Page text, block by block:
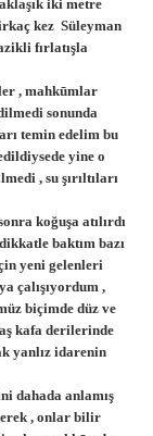
iki metre
kez Süleyman
fırlatışla
, mahkūmlar
sonunda
temin edelim bu
yine o
, su şırıltıları
koğuşa atılırdı
baktım bazı
yeni gelenleri
çalışıyordum ,
biçimde düz ve
kafa derilerinde
yanlız idarenin
dahada anlamış
, onlar bilir